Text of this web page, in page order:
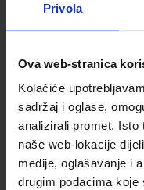
Privola
Ova web-stranica
Kolačiće
sadržaj i oglase,
analizirali promet. Isto
naše web-lokacije
medije, oglašavanje i
drugim podacima
Šifra proizvoda
Jedinična mjera